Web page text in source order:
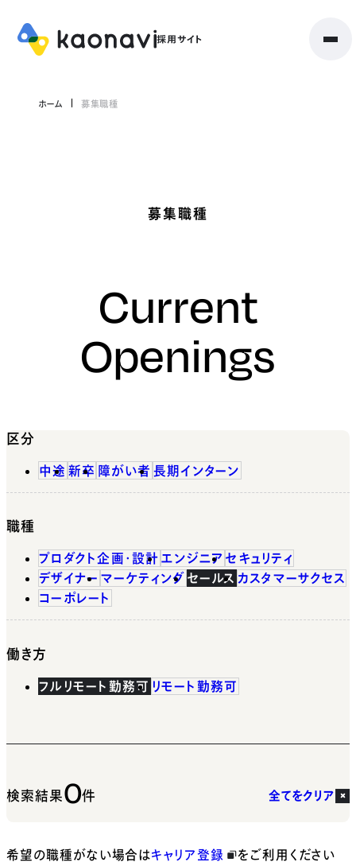
ホーム 募集職種
募集職種
Current
Openings
区分
中途 新卒 障がい者 長期インターン
職種
プロダクト企画・設計 エンジニア セキュリティ
デザイナー マーケティング セールス カスタマーサクセス
コーポレート
働き方
フルリモート勤務可 リモート勤務可
検索結果0件 全てをクリア
希望の職種がない場合はキャリア登録 をご利用ください